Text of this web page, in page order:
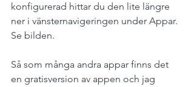
konfigurerad hittar du den lite längre
ner i vänsternavigeringen under Appar.
Se bilden.
Så som många andra appar finns det
en gratisversion av appen och jag